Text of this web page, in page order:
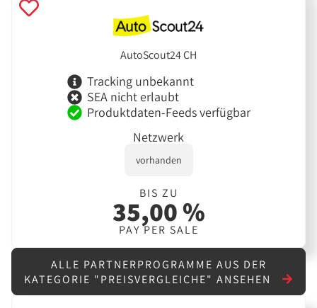
AutoScout24 CH
Tracking unbekannt
SEA nicht erlaubt
Produktdaten-Feeds verfügbar
Netzwerk
vorhanden
BIS ZU
35,00 %
PAY PER SALE
ALLE PARTNERPROGRAMME AUS DER
KATEGORIE "PREISVERGLEICHE" ANSEHEN